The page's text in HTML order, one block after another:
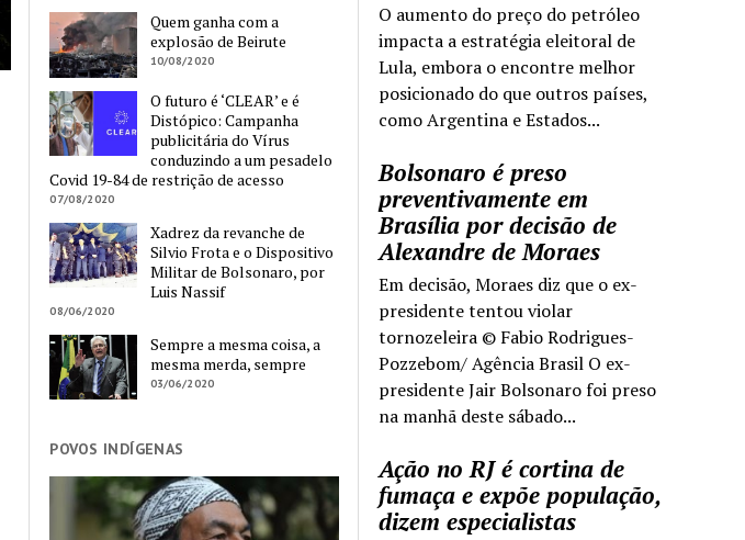
O aumento do preço do petróleo
impacta a estratégia eleitoral de
Lula, embora o encontre melhor
posicionado do que outros países,
como Argentina e Estados...
Bolsonaro é preso
preventivamente em
Brasília por decisão de
Alexandre de Moraes
Em decisão, Moraes diz que o ex-
presidente tentou violar
tornozeleira © Fabio Rodrigues-
Pozzebom/ Agência Brasil O ex-
presidente Jair Bolsonaro foi preso
na manhã deste sábado...
Ação no RJ é cortina de
fumaça e expõe população,
dizem especialistas
Quem ganha com a
explosão de Beirute
10/08/2020
O futuro é ‘CLEAR’ e é
Distópico: Campanha
publicitária do Vírus
conduzindo a um pesadelo
Covid 19-84 de restrição de acesso
07/08/2020
Xadrez da revanche de
Silvio Frota e o Dispositivo
Militar de Bolsonaro, por
Luis Nassif
08/06/2020
Sempre a mesma coisa, a
mesma merda, sempre
03/06/2020
POVOS INDÍGENAS